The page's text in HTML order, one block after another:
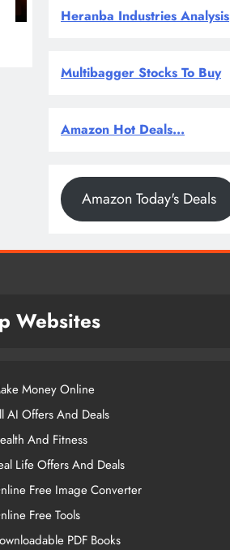
Heranba Industries Analysis
Multibagger Stocks To Buy
Amazon Hot Deals...
Amazon Today's Deals
Websites
Money Online
AI Offers And Deals
And Fitness
Life Offers And Deals
Free Image Converter
Free Tools
PDF Books